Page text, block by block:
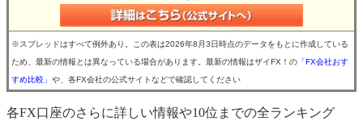
※スプレッドはすべて例外あり。この表は2026年8月3日時点のデータをもとに作成している
ため、最新の情報とは異なっている場合があります。最新の情報はザイFX！の 「FX会社おす
すめ比較」 や、各FX会社の公式サイトなどで確認してください
各FX口座のさらに詳しい情報や10位までの全ランキング